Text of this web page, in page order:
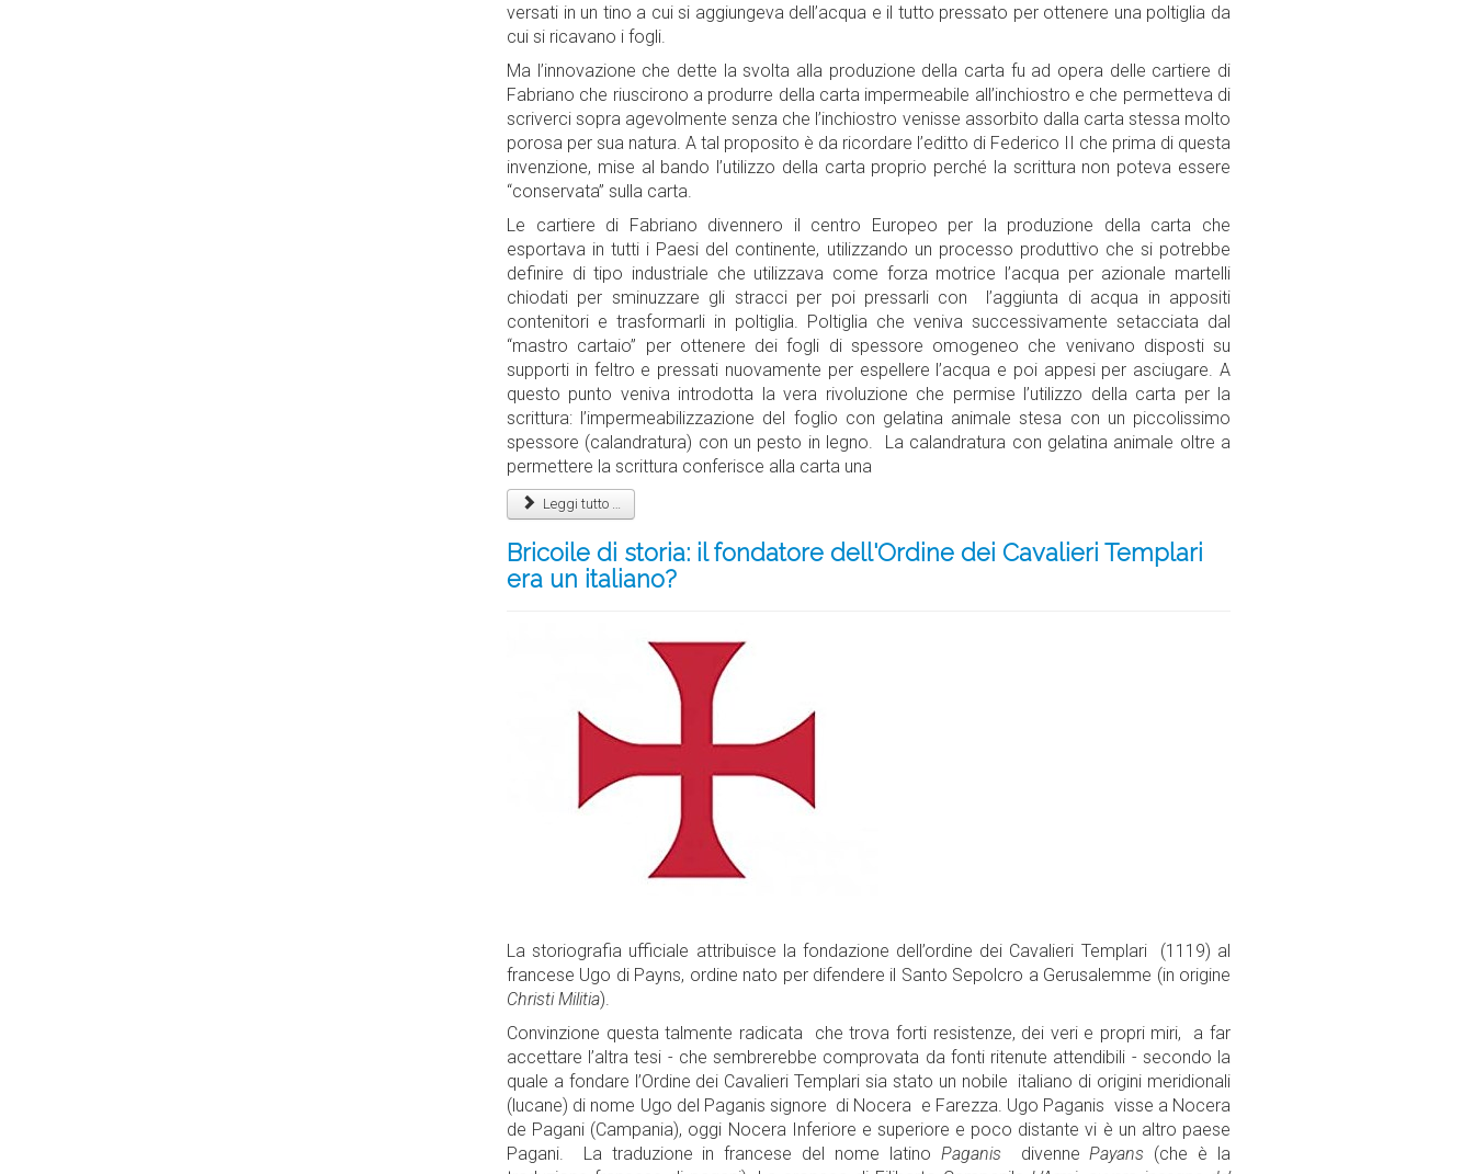
versati in un tino a cui si aggiungeva dell’acqua e il tutto pressato per ottenere una poltiglia da
cui si ricavano i fogli.
Ma l’innovazione che dette la svolta alla produzione della carta fu ad opera delle cartiere di
Fabriano che riuscirono a produrre della carta impermeabile all’inchiostro e che permetteva di
scriverci sopra agevolmente senza che l’inchiostro venisse assorbito dalla carta stessa molto
porosa per sua natura. A tal proposito è da ricordare l’editto di Federico II che prima di questa
invenzione, mise al bando l’utilizzo della carta proprio perché la scrittura non poteva essere
“conservata” sulla carta.
Le cartiere di Fabriano divennero il centro Europeo per la produzione della carta che
esportava in tutti i Paesi del continente, utilizzando un processo produttivo che si potrebbe
definire di tipo industriale che utilizzava come forza motrice l’acqua per azionale martelli
chiodati per sminuzzare gli stracci per poi pressarli con l’aggiunta di acqua in appositi
contenitori e trasformarli in poltiglia. Poltiglia che veniva successivamente setacciata dal
“mastro cartaio” per ottenere dei fogli di spessore omogeneo che venivano disposti su
supporti in feltro e pressati nuovamente per espellere l’acqua e poi appesi per asciugare. A
questo punto veniva introdotta la vera rivoluzione che permise l’utilizzo della carta per la
scrittura: l’impermeabilizzazione del foglio con gelatina animale stesa con un piccolissimo
spessore (calandratura) con un pesto in legno. La calandratura con gelatina animale oltre a
permettere la scrittura conferisce alla carta una
Leggi tutto …
Bricoile di storia: il fondatore dell'Ordine dei Cavalieri Templari
era un italiano?
La storiografia ufficiale attribuisce la fondazione dell’ordine dei Cavalieri Templari (1119) al
francese Ugo di Payns, ordine nato per difendere il Santo Sepolcro a Gerusalemme (in origine
Christi Militia).
Convinzione questa talmente radicata che trova forti resistenze, dei veri e propri miri, a far
accettare l’altra tesi - che sembrerebbe comprovata da fonti ritenute attendibili - secondo la
quale a fondare l’Ordine dei Cavalieri Templari sia stato un nobile italiano di origini meridionali
(lucane) di nome Ugo del Paganis signore di Nocera e Farezza. Ugo Paganis visse a Nocera
de Pagani (Campania), oggi Nocera Inferiore e superiore e poco distante vi è un altro paese
Pagani. La traduzione in francese del nome latino Paganis divennePayans (che è la